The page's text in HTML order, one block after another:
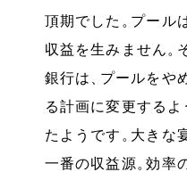
頂期でした 。プール
収益を生みません 。
銀行は
、プールをや
る計画に変更する
たようです 。大きな
一番の収益源。効率